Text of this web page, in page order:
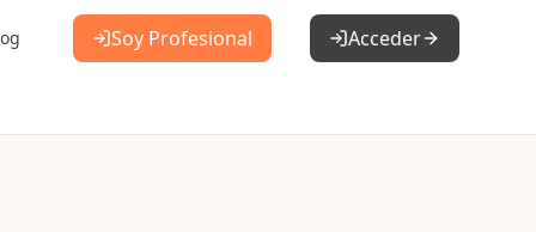
Soy Profesional Acceder